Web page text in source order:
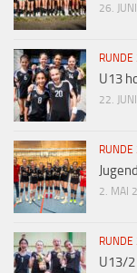
26.
U13
22.
2. MAI
U13/